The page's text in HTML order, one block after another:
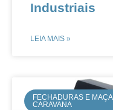
Industriais​​
LEIA MAIS »
FECHADURAS E
CARAVANA